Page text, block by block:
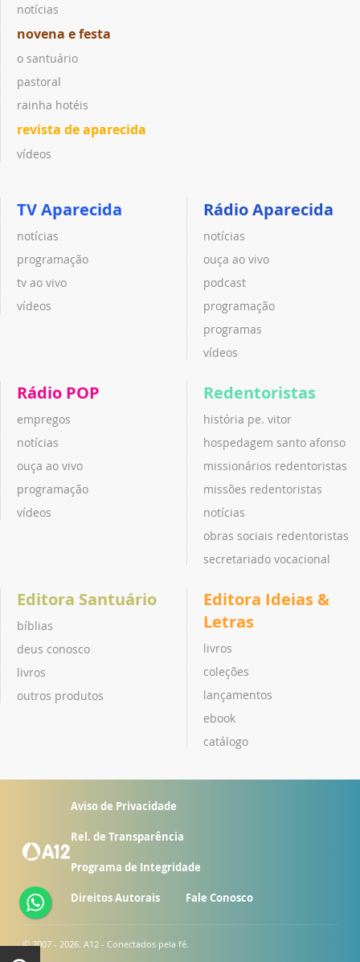
notícias
novena e festa
o santuário
pastoral
rainha hotéis
revista de aparecida
vídeos
TV Aparecida
notícias
programação
tv ao vivo
vídeos
Rádio Aparecida
notícias
ouça ao vivo
podcast
programação
programas
vídeos
Rádio POP
empregos
notícias
ouça ao vivo
programação
vídeos
Redentoristas
história pe. vitor
hospedagem santo afonso
missionários redentoristas
missões redentoristas
notícias
obras sociais redentoristas
secretariado vocacional
Editora Santuário
bíblias
deus conosco
livros
outros produtos
Editora Ideias &
Letras
livros
coleções
lançamentos
ebook
catálogo
Aviso de Privacidade
Rel. de Transparência
Programa de Integridade
Direitos Autorais Fale Conosco
© 2007 - 2026. A12 - Conectados pela fé.